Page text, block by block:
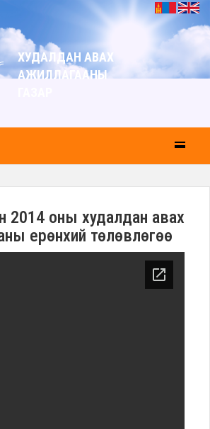
ХУДАЛДАН АВАХ
АЖИЛЛАГААНЫ
2014 оны худалдан авах
ерөнхий төлөвлөгөө